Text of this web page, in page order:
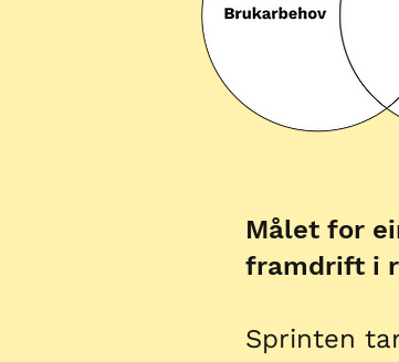
Målet for
framdrift i
Sprinten